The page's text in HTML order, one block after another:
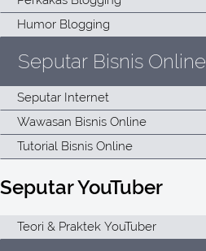
Seputar Bisnis Online
Seputar YouTuber